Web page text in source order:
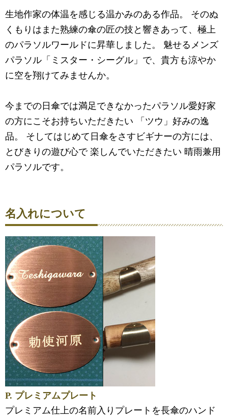
生地作家の体温を感じる温かみのある作品。 そのぬ
くもりはまた熟練の傘の匠の技と響きあって、極上
のパラソルワールドに昇華しました。 魅せるメンズ
パラソル「ミスター・シーグル」で、貴方も涼やか
に空を翔けてみませんか。
今までの日傘では満足できなかったパラソル愛好家
の方にこそお持ちいただきたい 「ツウ」好みの逸
品。 そしてはじめて日傘をさすビギナーの方には、
とびきりの遊び心で 楽しんでいただきたい 晴雨兼用
パラソルです。
名入れについて
P. プレミアムプレート
プレミアム仕上の名前入りプレートを長傘のハンド